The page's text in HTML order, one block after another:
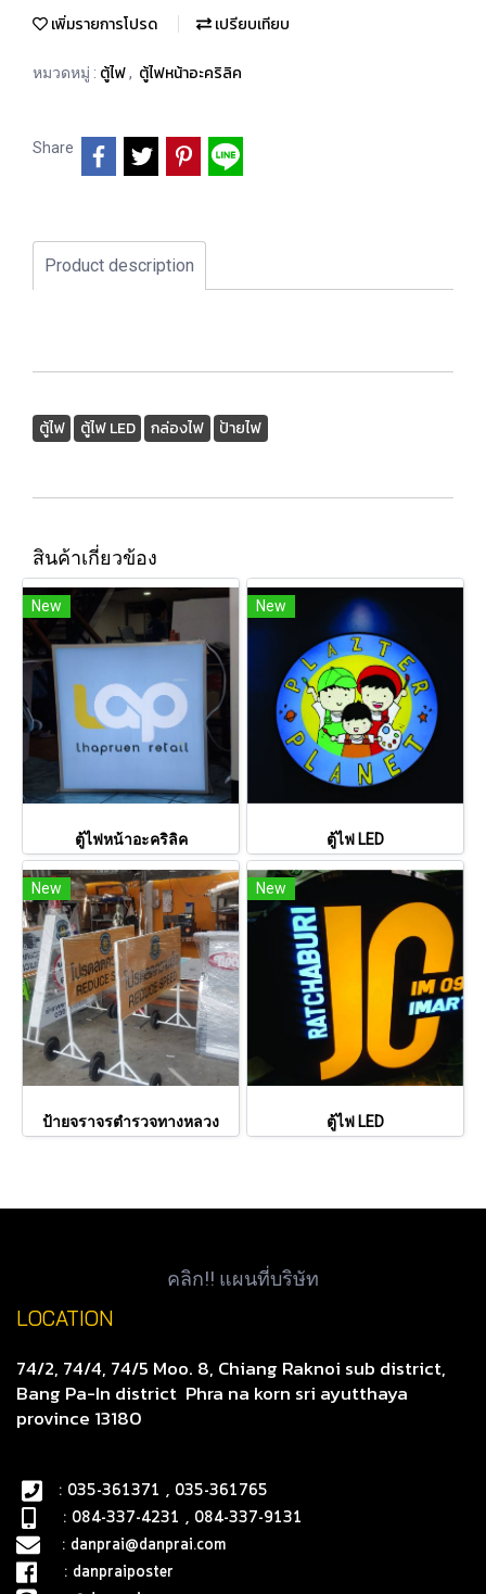
เพิ่มรายการโปรด เปรียบเทียบ
หมวดหมู่ : ตู้ไฟ, ตู้ไฟหน้าอะคริลิค
Share
Product description
ตู้ไฟ ตู้ไฟ LED กล่องไฟ ป้ายไฟ
สินค้าเกี่ยวข้อง
New
ตู้ไฟหน้าอะคริลิค
New
ตู้ไฟ LED
New
ป้ายจราจรตำรวจทางหลวง
New
ตู้ไฟ LED
คลิก!! แผนที่บริษัท
LOCATION
74/2, 74/4, 74/5 Moo. 8, Chiang Raknoi sub district,
Bang Pa-In district Phra na korn sri ayutthaya
province 13180
: 035-361371 , 035-361765
: 084-337-4231 , 084-337-9131
: danprai@danprai.com
: danpraiposter